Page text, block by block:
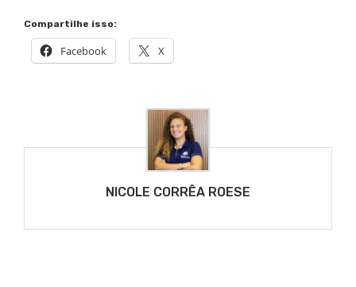
Compartilhe isso:
Facebook X
NICOLE CORRÊA ROESE